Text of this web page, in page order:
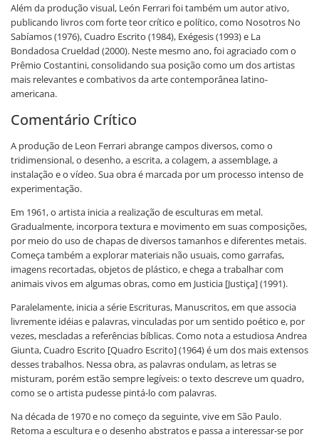
Além da produção visual, León Ferrari foi também um autor ativo,
publicando livros com forte teor crítico e político, como Nosotros No
Sabíamos (1976), Cuadro Escrito (1984), Exégesis (1993) e La
Bondadosa Crueldad (2000). Neste mesmo ano, foi agraciado com o
Prêmio Costantini, consolidando sua posição como um dos artistas
mais relevantes e combativos da arte contemporânea latino-
americana.
Comentário Crítico
A produção de Leon Ferrari abrange campos diversos, como o
tridimensional, o desenho, a escrita, a colagem, a assemblage, a
instalação e o vídeo. Sua obra é marcada por um processo intenso de
experimentação.
Em 1961, o artista inicia a realização de esculturas em metal.
Gradualmente, incorpora textura e movimento em suas composições,
por meio do uso de chapas de diversos tamanhos e diferentes metais.
Começa também a explorar materiais não usuais, como garrafas,
imagens recortadas, objetos de plástico, e chega a trabalhar com
animais vivos em algumas obras, como em Justicia [Justiça] (1991).
Paralelamente, inicia a série Escrituras, Manuscritos, em que associa
livremente idéias e palavras, vinculadas por um sentido poético e, por
vezes, mescladas a referências bíblicas. Como nota a estudiosa Andrea
Giunta, Cuadro Escrito [Quadro Escrito] (1964) é um dos mais extensos
desses trabalhos. Nessa obra, as palavras ondulam, as letras se
misturam, porém estão sempre legíveis: o texto descreve um quadro,
como se o artista pudesse pintá-lo com palavras.
Na década de 1970 e no começo da seguinte, vive em São Paulo.
Retoma a escultura e o desenho abstratos e passa a interessar-se por